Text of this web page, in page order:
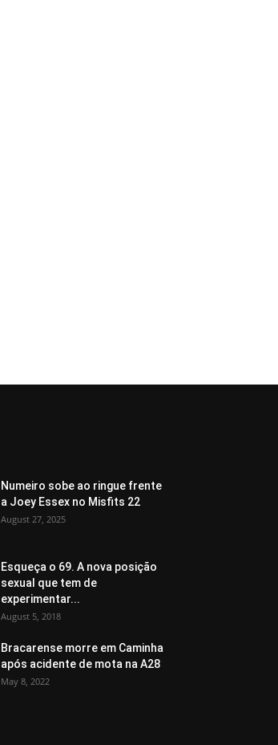
Numeiro sobe ao ringue frente
a Joey Essex no Misfits 22
August 27, 2025
Esqueça o 69. A nova posição
sexual que tem de
experimentar...
August 5, 2018
Bracarense morre em Caminha
após acidente de mota na A28
May 8, 2022